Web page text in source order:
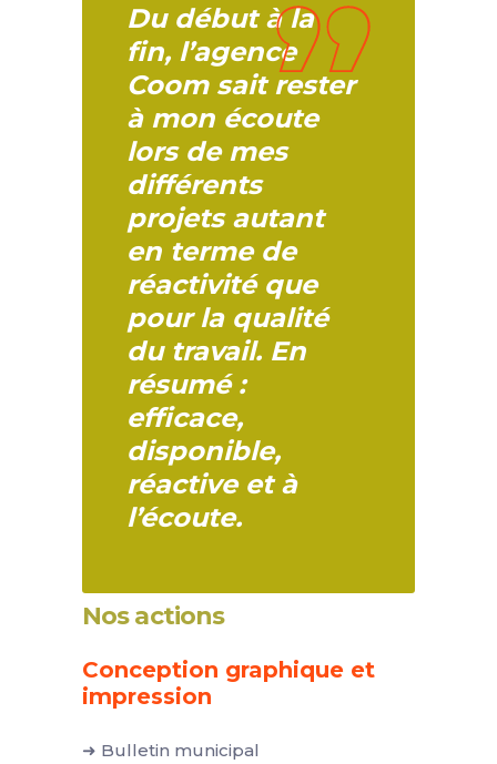
Du début à la
fin, l’agence
Coom sait rester
à mon écoute
lors de mes
différents
projets autant
en terme de
réactivité que
pour la qualité
du travail. En
résumé :
efficace,
disponible,
réactive et à
l’écoute.
Nos actions
Conception graphique et
impression
➜ Bulletin municipal